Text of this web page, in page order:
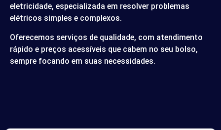
eletricidade, especializada em resolver problemas
elétricos simples e complexos.
Oferecemos serviços de qualidade, com atendimento
rápido e preços acessíveis que cabem no seu bolso,
sempre focando em suas necessidades.